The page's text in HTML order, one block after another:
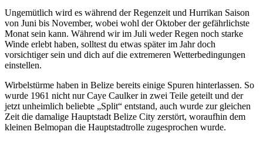
Ungemütlich wird es während der Regenzeit und Hurrikan Saison
von Juni bis November, wobei wohl der Oktober der gefährlichste
Monat sein kann. Während wir im Juli weder Regen noch starke
Winde erlebt haben, solltest du etwas später im Jahr doch
vorsichtiger sein und dich auf die extremeren Wetterbedingungen
einstellen.
Wirbelstürme haben in Belize bereits einige Spuren hinterlassen. So
wurde 1961 nicht nur Caye Caulker in zwei Teile geteilt und der
jetzt unheimlich beliebte „Split“ entstand, auch wurde zur gleichen
Zeit die damalige Hauptstadt Belize City zerstört, woraufhin dem
kleinen Belmopan die Hauptstadtrolle zugesprochen wurde.